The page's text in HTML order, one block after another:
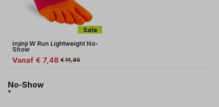
Sale
Injinji W Run Lightweight No-
Show
Vanaf € 7,48 € 14,95
No-Show
*